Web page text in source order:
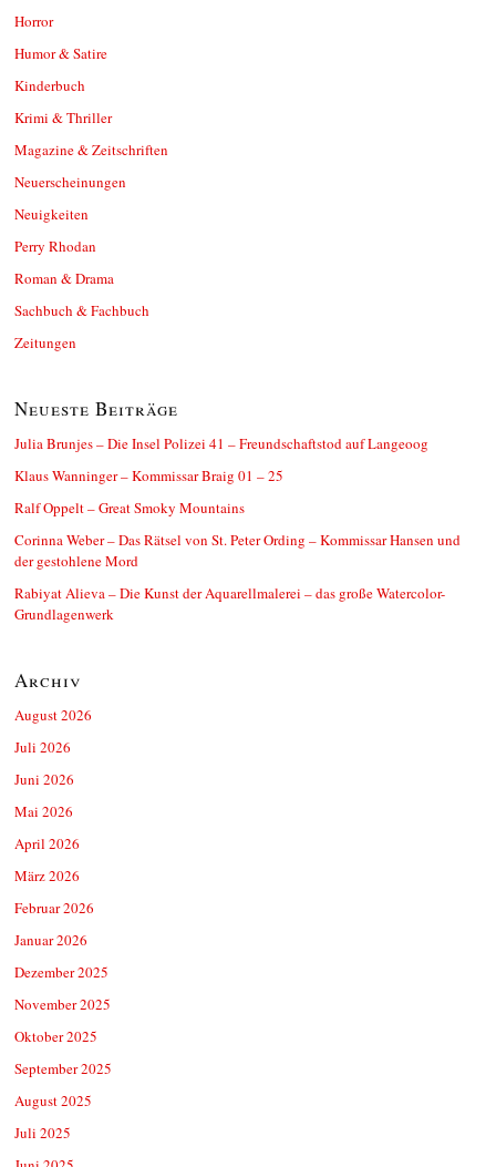
Horror
Humor & Satire
Kinderbuch
Krimi & Thriller
Magazine & Zeitschriften
Neuerscheinungen
Neuigkeiten
Perry Rhodan
Roman & Drama
Sachbuch & Fachbuch
Zeitungen
Neueste Beiträge
Julia Brunjes – Die Insel Polizei 41 – Freundschaftstod auf Langeoog
Klaus Wanninger – Kommissar Braig 01 – 25
Ralf Oppelt – Great Smoky Mountains
Corinna Weber – Das Rätsel von St. Peter Ording – Kommissar Hansen und
der gestohlene Mord
Rabiyat Alieva – Die Kunst der Aquarellmalerei – das große Watercolor-
Grundlagenwerk
Archiv
August 2026
Juli 2026
Juni 2026
Mai 2026
April 2026
März 2026
Februar 2026
Januar 2026
Dezember 2025
November 2025
Oktober 2025
September 2025
August 2025
Juli 2025